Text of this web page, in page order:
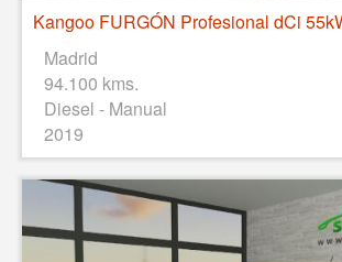
Madrid
94.100 kms.
Diesel - Manual
2019